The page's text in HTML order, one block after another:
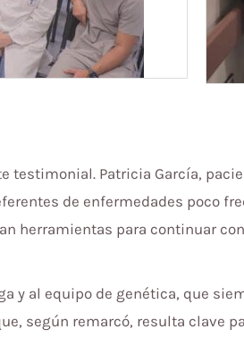
testimonial. Patricia García,
de enfermedades poco
herramientas para continuar
y al equipo de genética, que
según remarcó, resulta clave